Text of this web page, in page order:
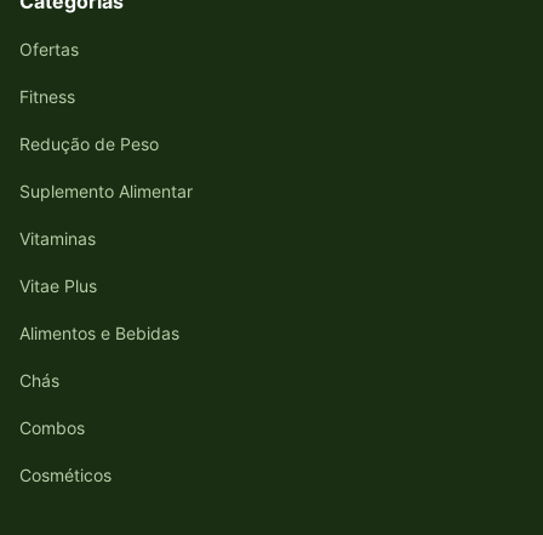
Ofertas
Fitness
Redução de Peso
Suplemento Alimentar
Vitaminas
Vitae Plus
Alimentos e Bebidas
Chás
Combos
Cosméticos